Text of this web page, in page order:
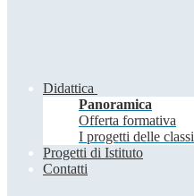
Didattica
Panoramica
Offerta formativa
I progetti delle classi
Progetti di Istituto
Contatti